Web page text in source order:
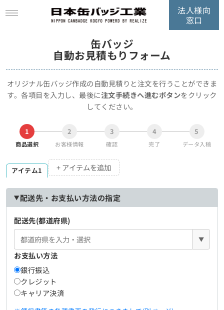
法人様向
窓口
缶バッジ
自動お見積もりフォーム
オリジナル缶バッジ作成の自動見積りと注文を行うことができま
す。各項目を入力し、最後に注文手続きへ進むボタンをクリック
してください。
1
商品選択
2
お客様情報
3
確認
4
完了
5
データ入稿
アイテム1 + アイテムを追加
配送先・お支払い方法の指定
配送先(都道府県)
▼
お支払い方法
銀行振込
クレジット
キャリア決済